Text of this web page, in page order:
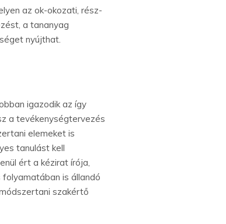
az ok-okozati, rész-
a tananyag
nyújthat.
igazodik az így
a tevékenységtervezés
elemeket is
tanulást kell
ért a kézirat írója,
is állandó
szakértő